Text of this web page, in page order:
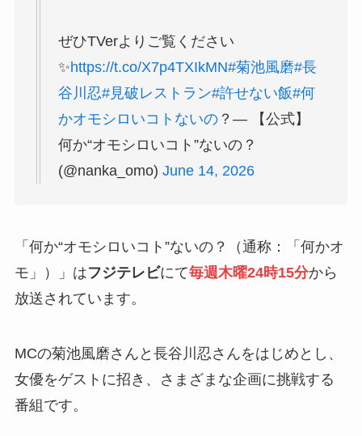
ぜひTVerよりご覧ください
✨️https://t.co/X7p4TXIkMN#菊池風磨#長
谷川忍#見破レストラン#許せない飯#何
かオモシロいコトないの？— 【公式】
何か“オモシロいコト”ないの？
(@nanka_omo) June 14, 2026
「何か“オモシロいコト”ないの？（通称：「何かオ
モ」）」はフジテレビにて毎週木曜24時15分から
放送されています。
MCの菊池風磨さんと長谷川忍さんをはじめとし、
女優をゲストに招き、さまざまな企画に挑戦する
番組です。